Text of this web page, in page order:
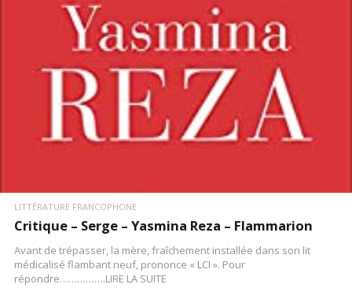
LITTÉRATURE FRANCOPHONE
Critique – Serge – Yasmina Reza – Flammarion
Avant de trépasser, la mère, fraîchement installée dans son lit
médicalisé flambant neuf, prononce « LCI ». Pour
répondre…………….LIRE LA SUITE